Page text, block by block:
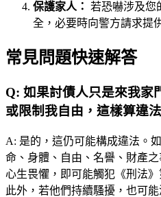
保護家人： 若恐嚇涉及您
全，必要時向警方請求提
常見問題快速解答
Q: 如果討債人只是來我家
或限制我自由，這樣算違
A: 是的，這仍可能構成違法。
命、身體、自由、名譽、財產
心生畏懼，即可能觸犯《刑法
此外，若他們持續騷擾，也可